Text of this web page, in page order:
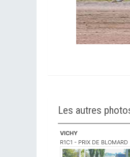
Les autres
VICHY
R1C1 - PRIX DE BLOMARD